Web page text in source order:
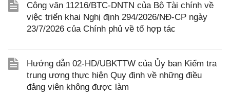
Công văn 11216/BTC-DNTN của Bộ Tài chính về
việc triển khai Nghị định 294/2026/NĐ-CP ngày
23/7/2026 của Chính phủ về tổ hợp tác
Hướng dẫn 02-HD/UBKTTW của Ủy ban Kiểm tra
trung ương thực hiện Quy định về những điều
đảng viên không được làm